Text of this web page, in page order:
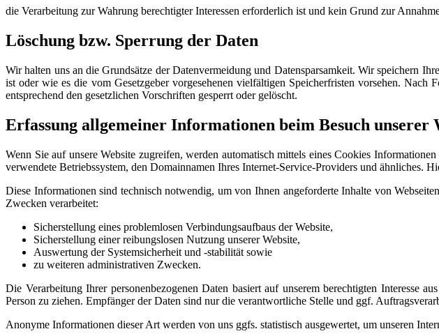
die Verarbeitung zur Wahrung berechtigter Interessen erforderlich ist und kein Grund zur
Löschung bzw. Sperrung der Daten
Wir halten uns an die Grundsätze der Datenvermeidung und Datensparsamkeit. Wir speichern
ist oder wie es die vom Gesetzgeber vorgesehenen vielfältigen Speicherfristen vorsehen.
entsprechend den gesetzlichen Vorschriften gesperrt oder gelöscht.
Erfassung allgemeiner Informationen beim Besuch unserer
Wenn Sie auf unsere Website zugreifen, werden automatisch mittels eines Cookies
verwendete Betriebssystem, den Domainnamen Ihres Internet-Service-Providers und ähnliches.
Diese Informationen sind technisch notwendig, um von Ihnen angeforderte Inhalte von
Zwecken verarbeitet:
Sicherstellung eines problemlosen Verbindungsaufbaus der Website,
Sicherstellung einer reibungslosen Nutzung unserer Website,
Auswertung der Systemsicherheit und -stabilität sowie
zu weiteren administrativen Zwecken.
Die Verarbeitung Ihrer personenbezogenen Daten basiert auf unserem berechtigten Interesse
Person zu ziehen. Empfänger der Daten sind nur die verantwortliche Stelle und ggf.
Anonyme Informationen dieser Art werden von uns ggfs. statistisch ausgewertet, um unseren